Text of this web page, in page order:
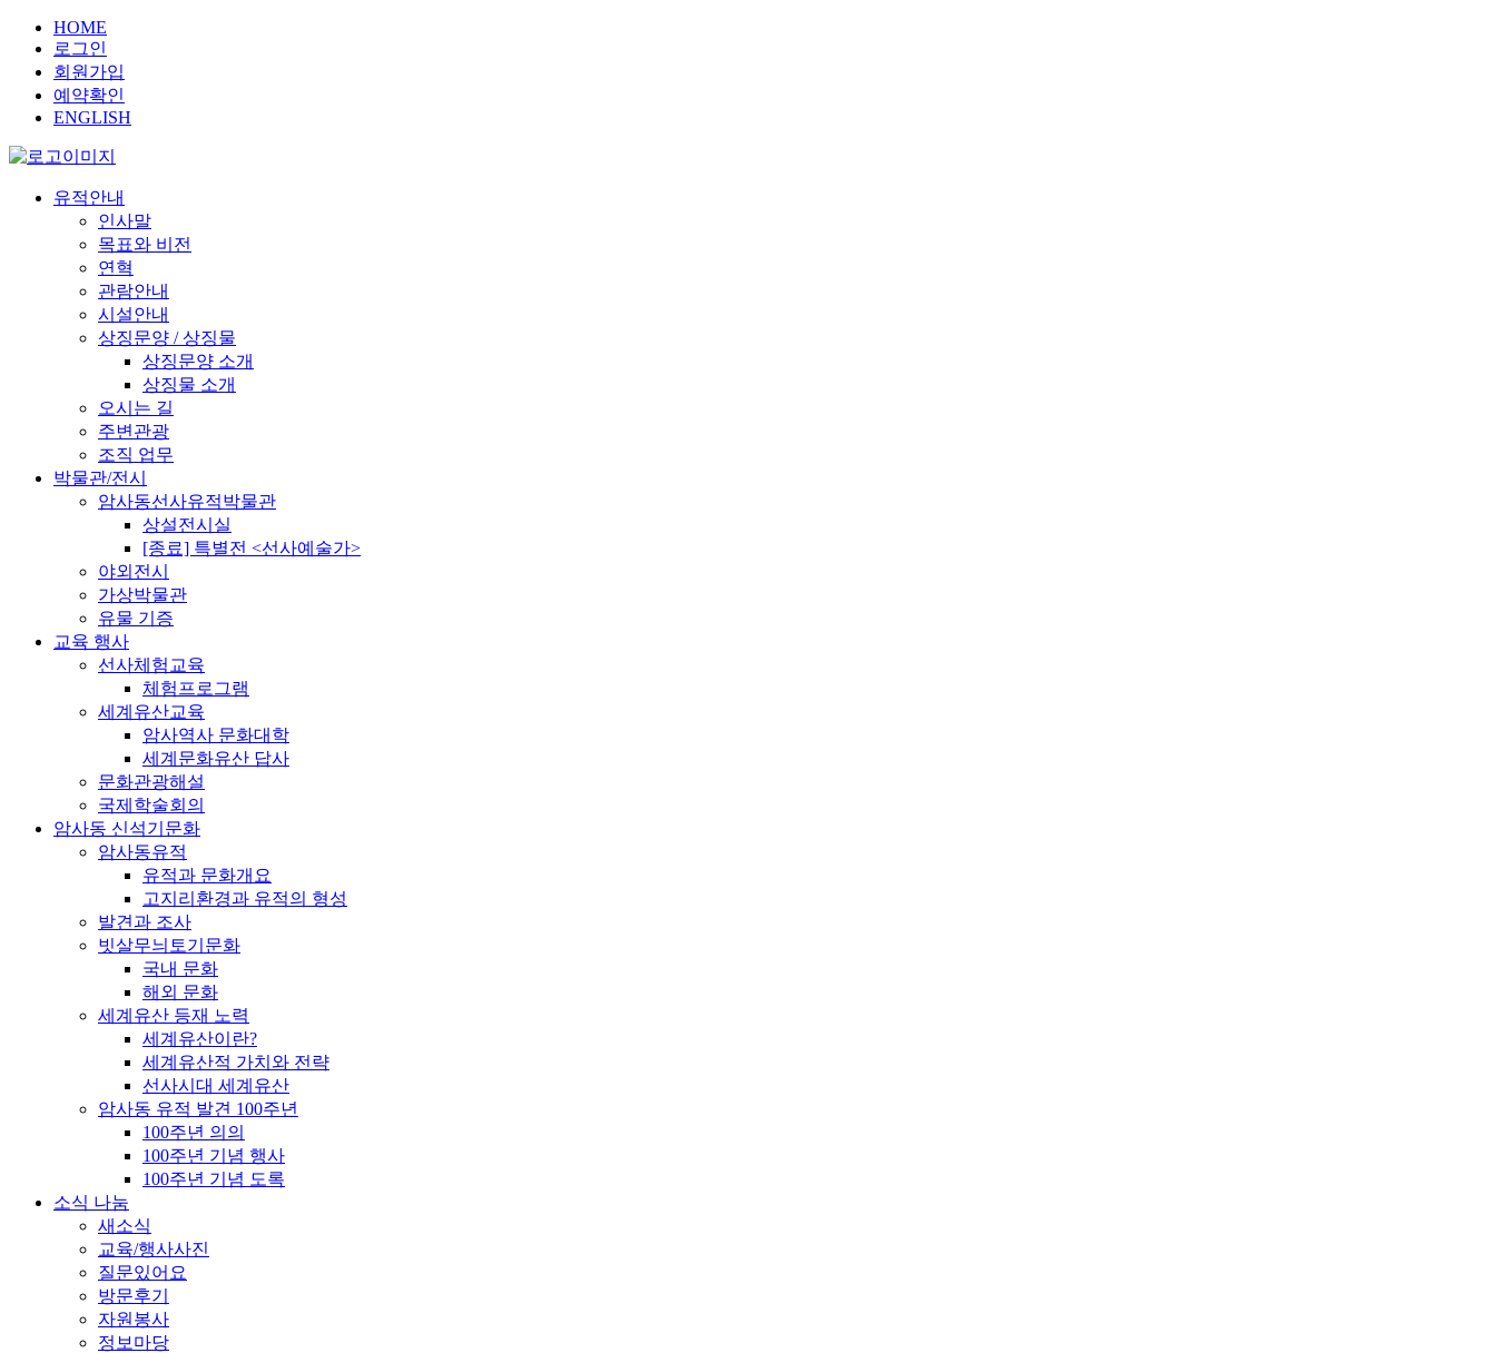
HOME
로그인
회원가입
예약확인
ENGLISH
유적안내
인사말
목표와 비전
연혁
관람안내
시설안내
상징문양 / 상징물
상징문양 소개
상징물 소개
오시는 길
주변관광
조직 업무
박물관/전시
암사동선사유적박물관
상설전시실
[종료] 특별전 <선사예술가>
야외전시
가상박물관
유물 기증
교육 행사
선사체험교육
체험프로그램
세계유산교육
암사역사 문화대학
세계문화유산 답사
문화관광해설
국제학술회의
암사동 신석기문화
암사동유적
유적과 문화개요
고지리환경과 유적의 형성
발견과 조사
빗살무늬토기문화
국내 문화
해외 문화
세계유산 등재 노력
세계유산이란?
세계유산적 가치와 전략
선사시대 세계유산
암사동 유적 발견 100주년
100주년 의의
100주년 기념 행사
100주년 기념 도록
소식 나눔
새소식
교육/행사사진
질문있어요
방문후기
자원봉사
정보마당